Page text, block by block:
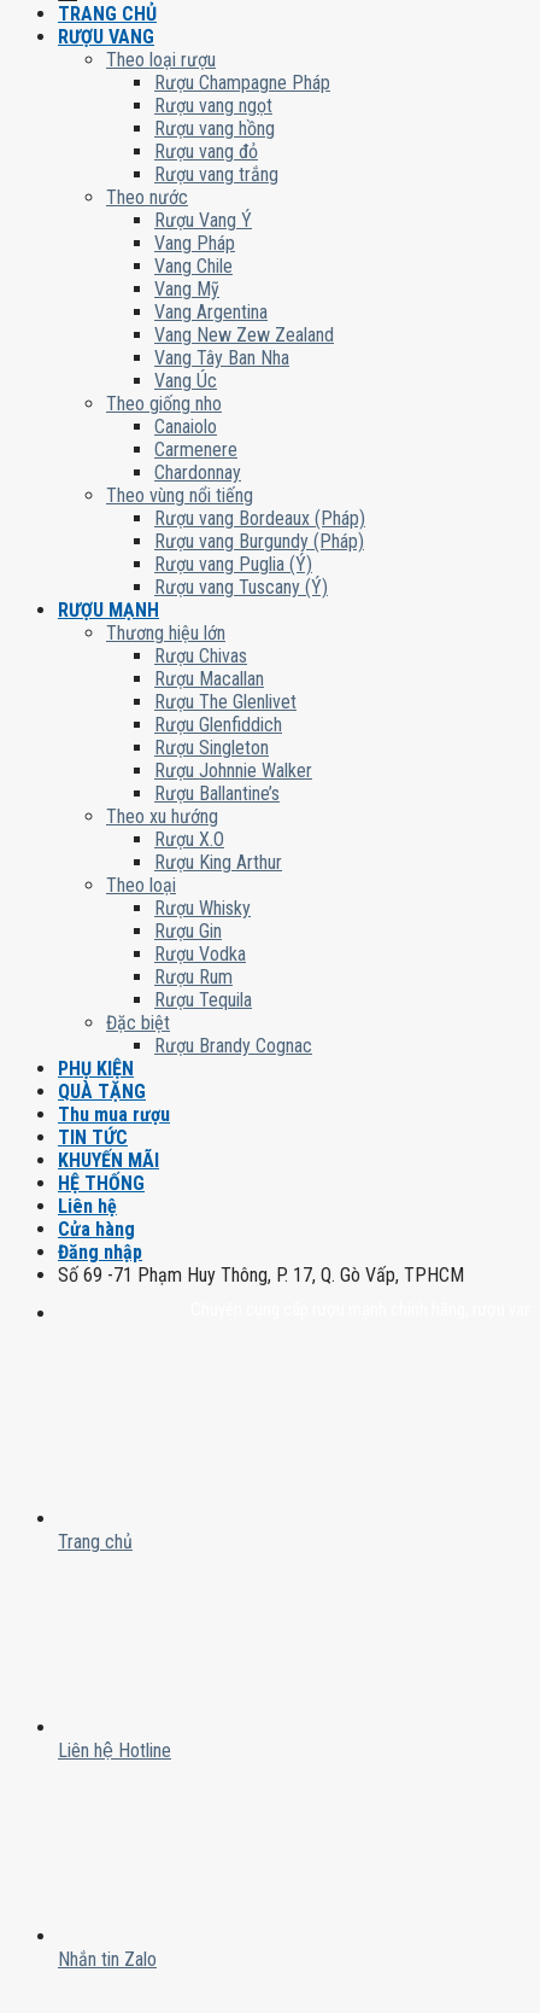
TRANG CHỦ
RƯỢU VANG
Theo loại rượu
Rượu Champagne Pháp
Rượu vang ngọt
Rượu vang hồng
Rượu vang đỏ
Rượu vang trắng
Theo nước
Rượu Vang Ý
Vang Pháp
Vang Chile
Vang Mỹ
Vang Argentina
Vang New Zew Zealand
Vang Tây Ban Nha
Vang Úc
Theo giống nho
Canaiolo
Carmenere
Chardonnay
Theo vùng nổi tiếng
Rượu vang Bordeaux (Pháp)
Rượu vang Burgundy (Pháp)
Rượu vang Puglia (Ý)
Rượu vang Tuscany (Ý)
RƯỢU MẠNH
Thương hiệu lớn
Rượu Chivas
Rượu Macallan
Rượu The Glenlivet
Rượu Glenfiddich
Rượu Singleton
Rượu Johnnie Walker
Rượu Ballantine’s
Theo xu hướng
Rượu X.O
Rượu King Arthur
Theo loại
Rượu Whisky
Rượu Gin
Rượu Vodka
Rượu Rum
Rượu Tequila
Đặc biệt
Rượu Brandy Cognac
PHỤ KIỆN
QUÀ TẶNG
Thu mua rượu
TIN TỨC
KHUYẾN MÃI
HỆ THỐNG
Liên hệ
Cửa hàng
Đăng nhập
Số 69 -71 Phạm Huy Thông, P. 17, Q. Gò Vấp, TPHCM
Trang chủ
Liên hệ Hotline
Nhắn tin Zalo